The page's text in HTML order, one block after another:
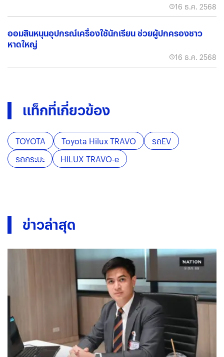
16 ธ.ค. 2568
ออมสินหนุนอุปกรณ์เครื่องใช้นักเรียน ช่วยผู้ปกครองชาว
หาดใหญ่
16 ธ.ค. 2568
แท็กที่เกี่ยวข้อง
TOYOTA Toyota Hilux TRAVO
รถEV
รถกระบะ
HILUX TRAVO-e
ข่าวล่าสุด